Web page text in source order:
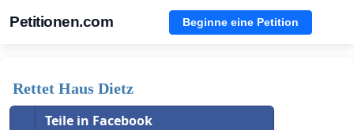
Petitionen.com Beginne eine Petition
Rettet Haus Dietz
Teile in Facebook